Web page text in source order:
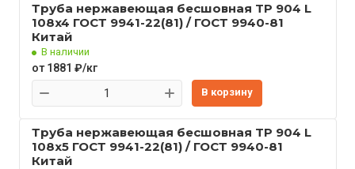
Труба нержавеющая бесшовная TP 904 L
108x4 ГОСТ 9941-22(81) / ГОСТ 9940-81
Китай
В наличии
от 1881 ₽/кг
В корзину
Труба нержавеющая бесшовная TP 904 L
108x5 ГОСТ 9941-22(81) / ГОСТ 9940-81
Китай